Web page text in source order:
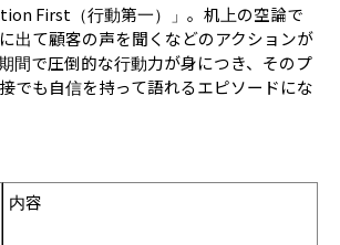
First（行動第一）」。机上の空論で
出て顧客の声を聞くなどのアクションが
間で圧倒的な行動力が身につき、そのプ
でも自信を持って語れるエピソードにな
内容